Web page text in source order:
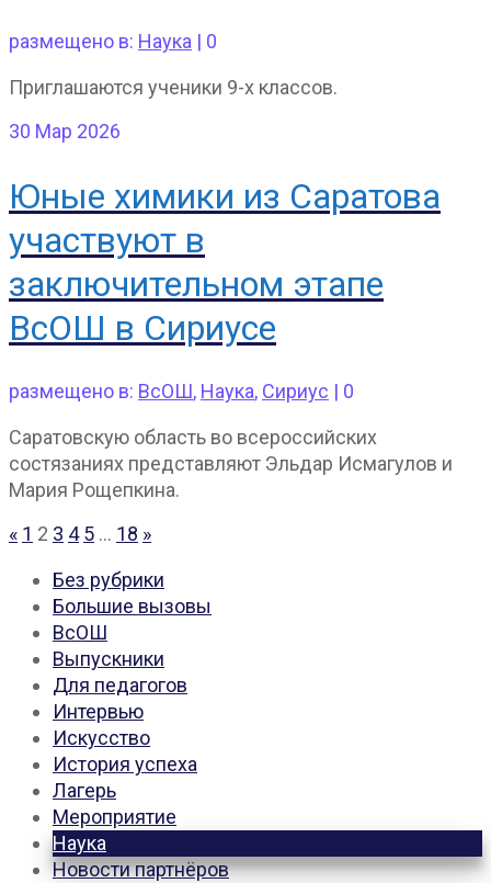
размещено в: Наука | 0
Приглашаются ученики 9-х классов.
30 Мар 2026
Юные химики из Саратова
участвуют в
заключительном этапе
ВсОШ в Сириусе
размещено в: ВсОШ, Наука, Сириус | 0
Саратовскую область во всероссийских
состязаниях представляют Эльдар Исмагулов и
Мария Рощепкина.
Пагинация
записей
« 1 2 3 4 5 … 18 »
Без рубрики
Большие вызовы
ВсОШ
Выпускники
Для педагогов
Интервью
Искусство
История успеха
Лагерь
Мероприятие
Наука
Новости партнёров